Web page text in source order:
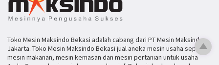
Toko Mesin Maksindo Bekasi adalah cabang dari PT Mesin Maksindo
Jakarta. Toko Mesin Maksindo Bekasi jual aneka mesin usaha seperti
mesin makanan, mesin kemasan dan mesin pertanian untuk usaha